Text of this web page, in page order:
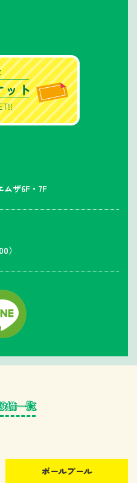
ムザ6F・7F
）
ボールプール